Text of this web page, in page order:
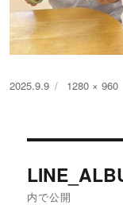
投
2025.9.9
フ
1280 × 960
稿
内で公開